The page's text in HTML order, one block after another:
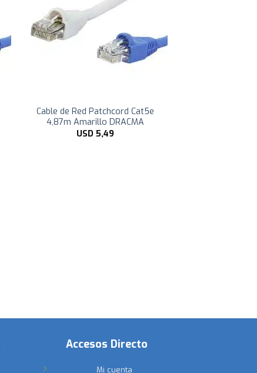
Cable de Red Patchcord Cat5e
4,87m Amarillo DRACMA
USD 5,49
Accesos Directo
Mi cuenta